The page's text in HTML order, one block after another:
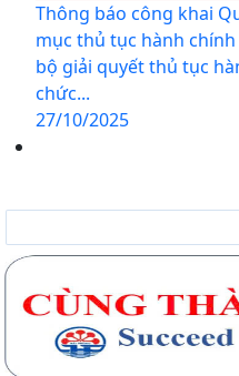
Thông báo công khai
mục thủ tục hành
bộ giải quyết thủ tục
chức...
27/10/2025